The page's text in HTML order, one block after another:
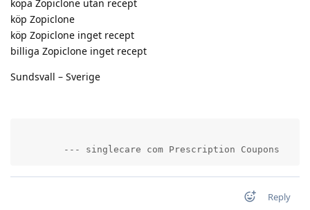
köpa Zopiclone utan recept
köp Zopiclone
köp Zopiclone inget recept
billiga Zopiclone inget recept
Sundsvall – Sverige
--- singlecare com Prescription
Reply